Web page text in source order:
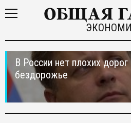
В России нет плохих
бездорожье